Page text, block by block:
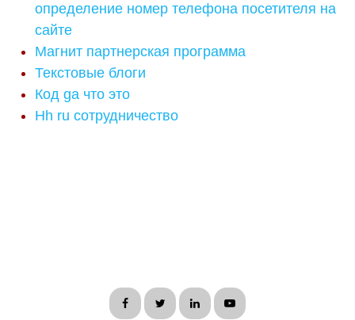
определение номер телефона посетителя на
сайте
Магнит партнерская программа
Текстовые блоги
Код ga что это
Hh ru сотрудничество